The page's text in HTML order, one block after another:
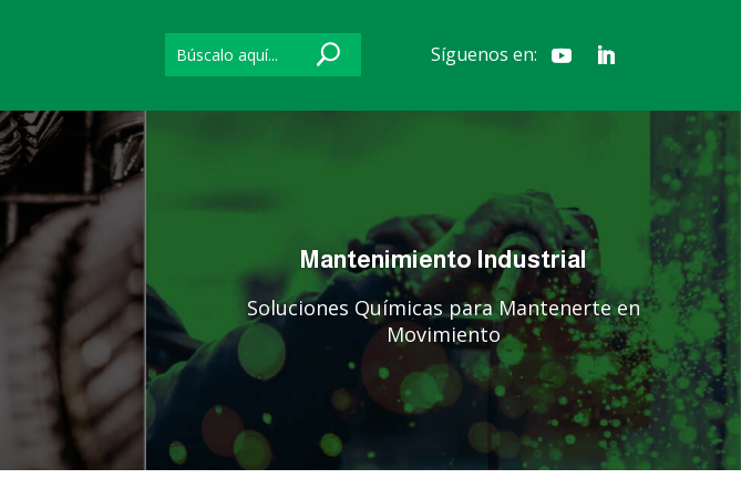
Síguenos en:
Mantenimiento Industrial
Soluciones Químicas para Mantenerte en
Movimiento